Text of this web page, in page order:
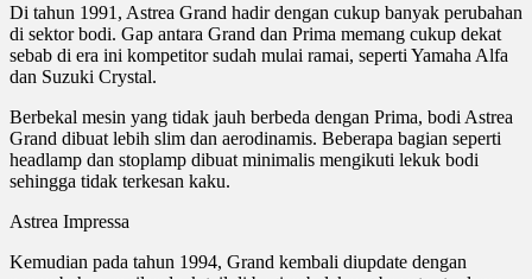
Di tahun 1991, Astrea Grand hadir dengan cukup banyak perubahan
di sektor bodi. Gap antara Grand dan Prima memang cukup dekat
sebab di era ini kompetitor sudah mulai ramai, seperti Yamaha Alfa
dan Suzuki Crystal.
Berbekal mesin yang tidak jauh berbeda dengan Prima, bodi Astrea
Grand dibuat lebih slim dan aerodinamis. Beberapa bagian seperti
headlamp dan stoplamp dibuat minimalis mengikuti lekuk bodi
sehingga tidak terkesan kaku.
Astrea Impressa
Kemudian pada tahun 1994, Grand kembali diupdate dengan